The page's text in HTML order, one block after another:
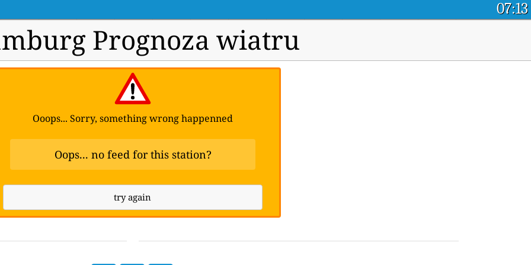
07:13
Prognoza wiatru
Ooops... Sorry, something wrong happenned
Oops... no feed for this station?
try again